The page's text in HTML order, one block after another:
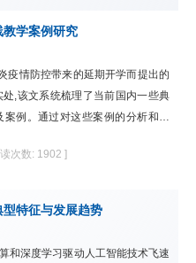
和影响,以及分布式认知理论和元
义。
教学案例研究
疫情防控带来的延期开学而提出的
,该文系统梳理了当前国内一些典
例。通过对这些案例的分析和总
学生自主学习、电视空中课堂等
此基础上,为学校管理者、教师、
施建议,以期为特殊时期的在线教
施在线教学提供参考。
次数: 1902 ]
型特征与发展趋势
和深度学习驱动人工智能技术飞速